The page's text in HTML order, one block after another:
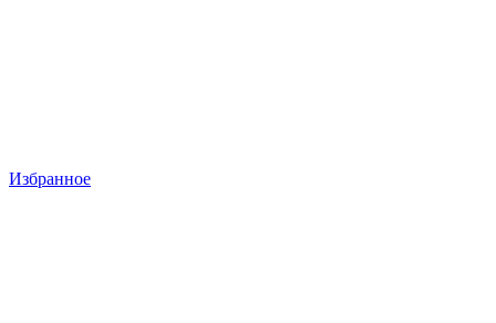
Избранное